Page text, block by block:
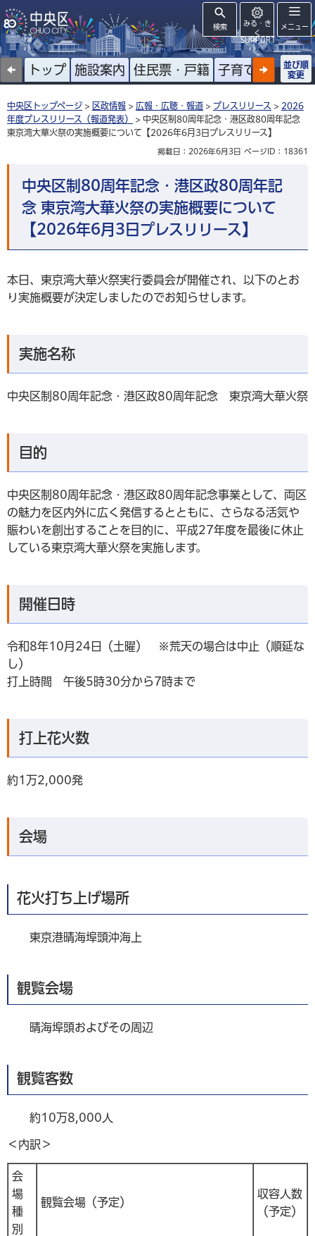
検索
みる・き
く
SUPPORT
メニュー
トップ 施設案内 住民票・戸籍 子育て 高齢者
並び順
変更
中央区トップページ > 区政情報 > 広報・広聴・報道 > プレスリリース > 2026
年度プレスリリース（報道発表）
> 中央区制80周年記念・港区政80周年記念
東京湾大華火祭の実施概要について【2026年6月3日プレスリリース】
掲載日：2026年6月3日 ページID：18361
中央区制80周年記念・港区政80周年記
念 東京湾大華火祭の実施概要について
【2026年6月3日プレスリリース】
本日、東京湾大華火祭実行委員会が開催され、以下のとお
り実施概要が決定しましたのでお知らせします。
実施名称
中央区制80周年記念・港区政80周年記念 東京湾大華火祭
目的
中央区制80周年記念・港区政80周年記念事業として、両区
の魅力を区内外に広く発信するとともに、さらなる活気や
賑わいを創出することを目的に、平成27年度を最後に休止
している東京湾大華火祭を実施します。
開催日時
令和8年10月24日（土曜） ※荒天の場合は中止（順延な
し）
打上時間 午後5時30分から7時まで
打上花火数
約1万2,000発
会場
花火打ち上げ場所
東京港晴海埠頭沖海上
観覧会場
晴海埠頭およびその周辺
観覧客数
約10万8,000人
＜内訳＞
会
場
種
別
観覧会場（予定）
収容人数
（予定）